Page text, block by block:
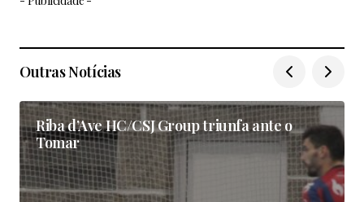
Outras Notícias
Riba d’Ave HC/CSJ Group triunfa ante o
Tomar